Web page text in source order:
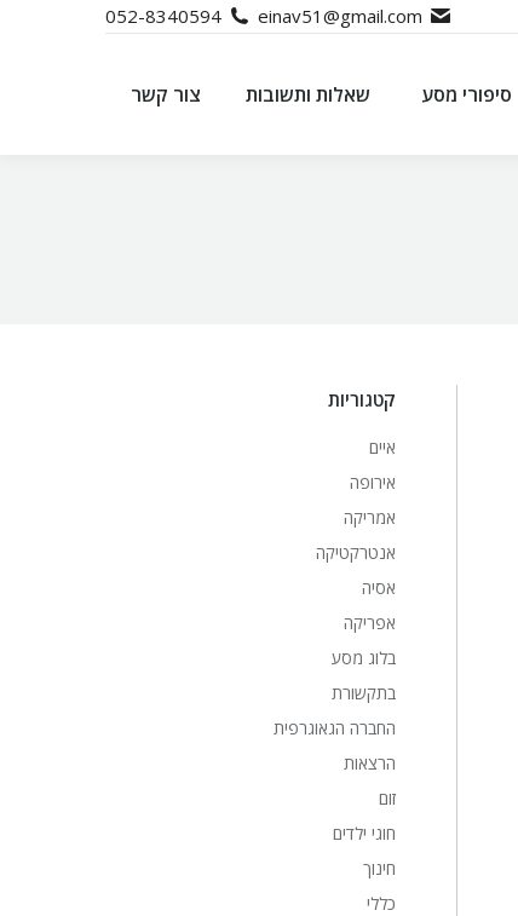
einav51@gmail.com
052-8340594
סיפורי מסע שאלות ותשובות צור קשר
קטגוריות
איים
אירופה
אמריקה
אנטרקטיקה
אסיה
אפריקה
בלוג מסע
בתקשורת
החברה הגאוגרפית
הרצאות
זום
חוגי ילדים
חינוך
כללי